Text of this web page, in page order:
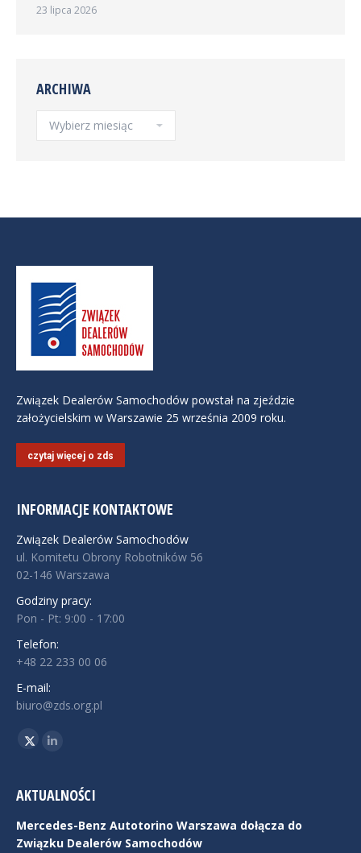
23 lipca 2026
ARCHIWA
Archiwa
Związek Dealerów Samochodów powstał na zjeździe
założycielskim w Warszawie 25 września 2009 roku.
czytaj więcej o zds
INFORMACJE KONTAKTOWE
Związek Dealerów Samochodów
ul. Komitetu Obrony Robotników 56
02-146 Warszawa
Godziny pracy:
Pon - Pt: 9:00 - 17:00
Telefon:
+48 22 233 00 06
E-mail:
biuro@zds.org.pl
Znajdź nas na:
TwitterLinkedin
AKTUALNOŚCI
Mercedes-Benz Autotorino Warszawa dołącza do
Związku Dealerów Samochodów